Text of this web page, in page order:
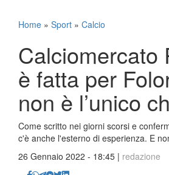
Home » Sport » Calcio
Calciomercato
è fatta per
non è l’unico
Come scritto nei giorni scorsi e
c'è anche l'esterno di esperienza. E
26 Gennaio 2022 - 18:45 | redazione